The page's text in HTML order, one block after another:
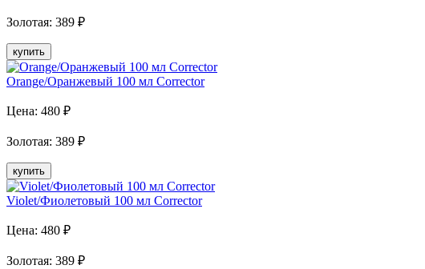
Золотая: 389 ₽
купить
Orange/Оранжевый 100 мл Corrector
Цена: 480 ₽
Золотая: 389 ₽
купить
Violet/Фиолетовый 100 мл Corrector
Цена: 480 ₽
Золотая: 389 ₽